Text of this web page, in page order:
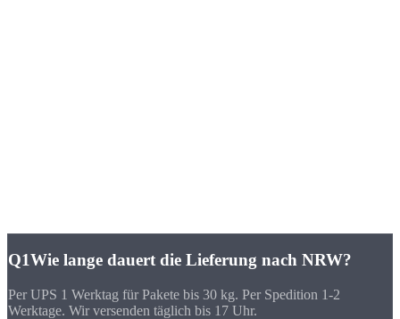
Q1Wie lange dauert die Lieferung nach NRW?
Per UPS 1 Werktag für Pakete bis 30 kg. Per Spedition 1-2
Werktage. Wir versenden täglich bis 17 Uhr.